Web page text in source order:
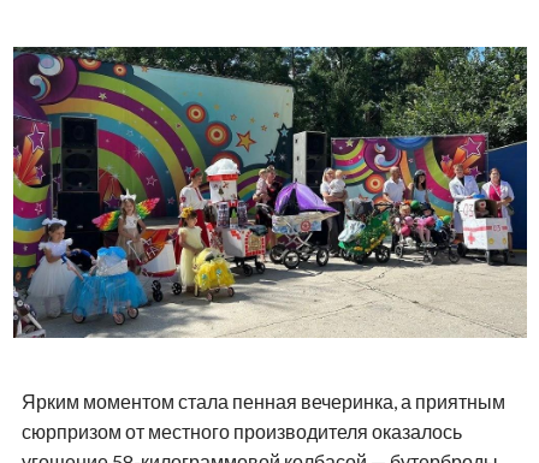
Ярким моментом стала пенная вечеринка, а приятным
сюрпризом от местного производителя оказалось